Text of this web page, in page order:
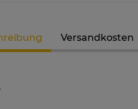
Versandkosten